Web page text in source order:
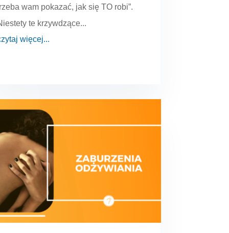
wam pokazać, jak się TO robi”.
te krzywdzące...
więcej...